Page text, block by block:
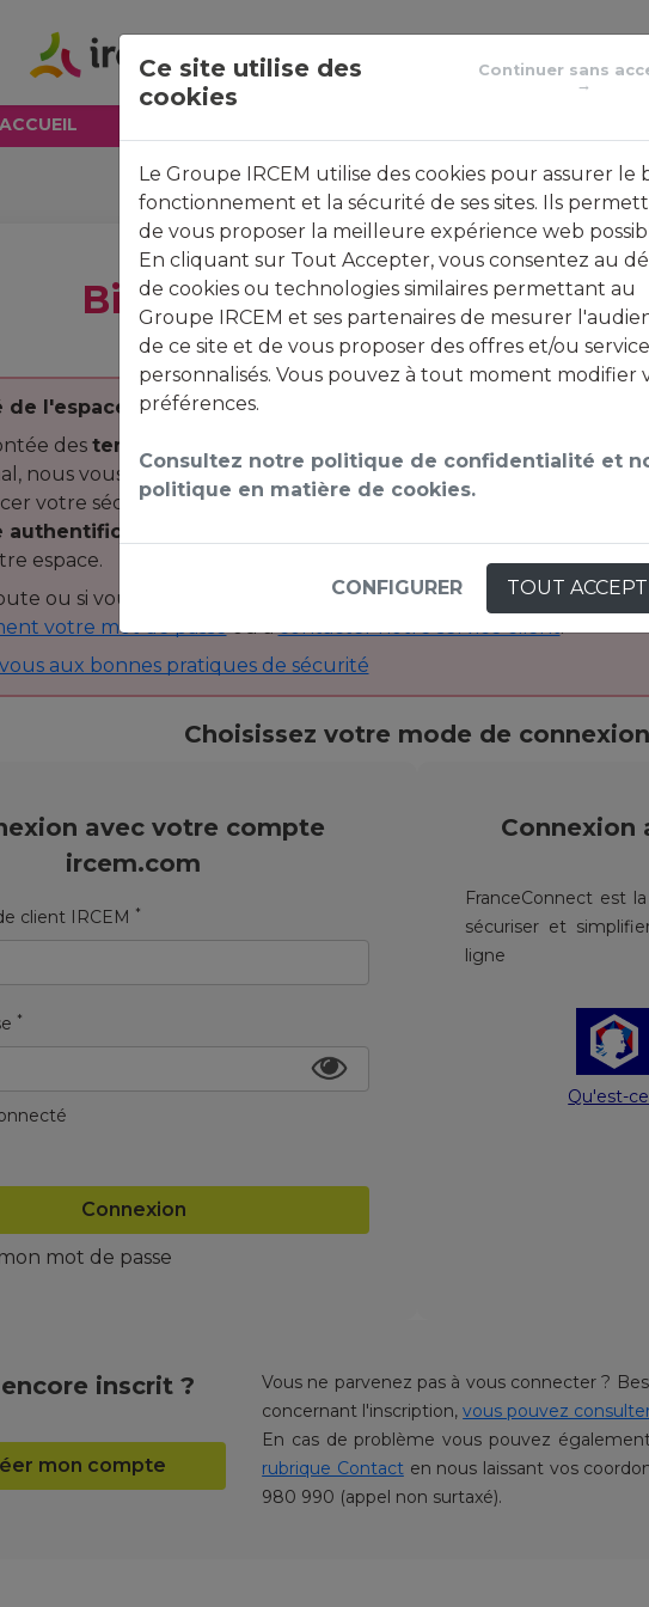
Le groupe de protection sociale des emplois de la
ACCUEIL
Bienvenue sur votre espace
de l'espace client
des tentatives d’usurpation d’identité
visant les clients sur
nous vous invitons à faire preuve de la plus grande prudence.
votre sécurité et conformément aux nouveaux standards en
authentification à la connexion à votre espace client
.
espace.
ou si vous pensez que vos identifiants ont été compromis,
votre mot de passeou àcontacter notre service client.
aux bonnes pratiques de sécurité
Choisissez votre mode de connexion
avec votre compte
ircem.com
client IRCEM *
*
Connexion
mot de passe
Connexion
FranceConnect est
sécuriser et
ligne
Qu'est-
inscrit ?
mon compte
Vous ne parvenez pas à vous connecter ?
concernant l'inscription, vous pouvez
En cas de problème vous pouvez
rubrique Contact en nous laissant vos
980 990 (appel non surtaxé).
Ce site utilise des
cookies
Continuer sans
→
Le Groupe IRCEM utilise des cookies pour assurer le
fonctionnement et la sécurité de ses sites. Ils
de vous proposer la meilleure expérience web
En cliquant sur Tout Accepter, vous consentez au
de cookies ou technologies similaires permettant au
Groupe IRCEM et ses partenaires de mesurer
de ce site et de vous proposer des offres et/ou
personnalisés. Vous pouvez à tout moment modifier
préférences.
Consultez notre politique de confidentialité et
politique en matière de cookies.
CONFIGURER TOUT